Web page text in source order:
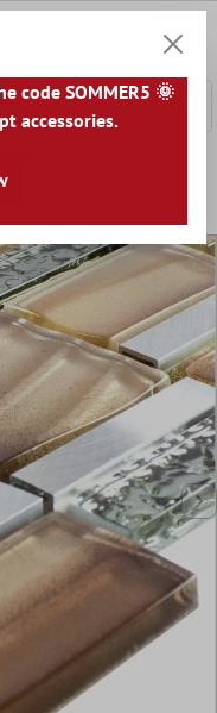
Union
code SOMMER5 🌞
accessories.